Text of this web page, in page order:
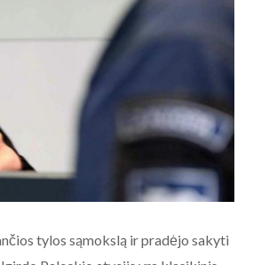
tylos sąmokslą ir pradėjo sakyti